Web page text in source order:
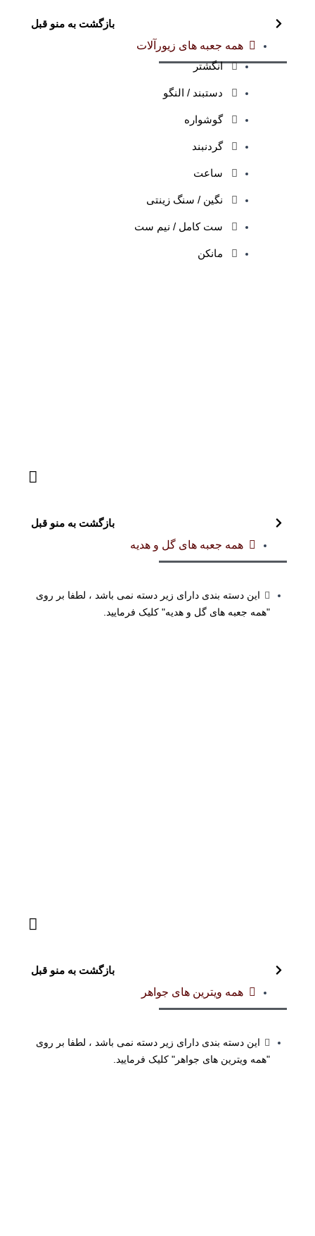
بازگشت به منو قبل
همه جعبه های زیورآلات
انگشتر
دستبند / النگو
گوشواره
گردنبند
ساعت
نگین / سنگ زینتی
ست کامل / نیم ست
مانکن
بازگشت به منو قبل
همه جعبه های گل و هدیه
این دسته بندی دارای زیر دسته نمی باشد ، لطفا بر روی
"همه جعبه های گل و هدیه" کلیک فرمایید.
بازگشت به منو قبل
همه ویترین های جواهر
این دسته بندی دارای زیر دسته نمی باشد ، لطفا بر روی
"همه ویترین های جواهر" کلیک فرمایید.